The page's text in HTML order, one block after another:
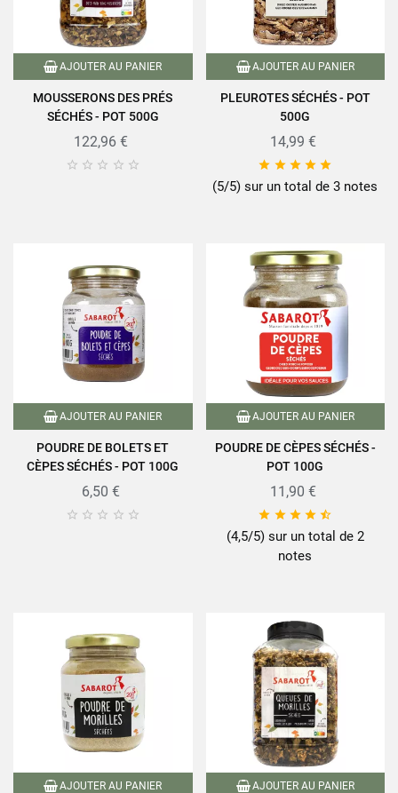
AJOUTER AU PANIER
MOUSSERONS DES PRÉS
SÉCHÉS - POT 500G
122,96 €
    
AJOUTER AU PANIER
PLEUROTES SÉCHÉS - POT
500G
14,99 €
    
(5/5) sur un total de 3 notes
AJOUTER AU PANIER
POUDRE DE BOLETS ET
CÈPES SÉCHÉS - POT 100G
6,50 €
    
AJOUTER AU PANIER
POUDRE DE CÈPES SÉCHÉS -
POT 100G
11,90 €
    
(4,5/5) sur un total de 2
notes
AJOUTER AU PANIER AJOUTER AU PANIER